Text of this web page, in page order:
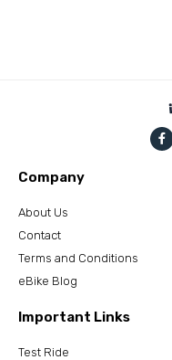
Company
About Us
Contact
Terms and Conditions
eBike Blog
Important Links
Test Ride